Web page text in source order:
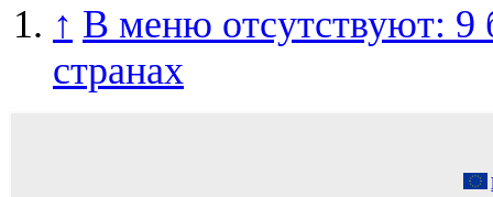
↑ В меню отсутствуют: 9
странах